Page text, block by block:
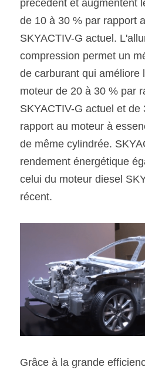
précédent et augmentent
de 10 à 30 % par rapport
SKYACTIV-G actuel.
compression permet un
de carburant qui améliore
moteur de 20 à 30 % par
SKYACTIV-G actuel et de
rapport au moteur à
de même cylindrée.
rendement énergétique
celui du moteur diesel
récent.
Grâce à la grande